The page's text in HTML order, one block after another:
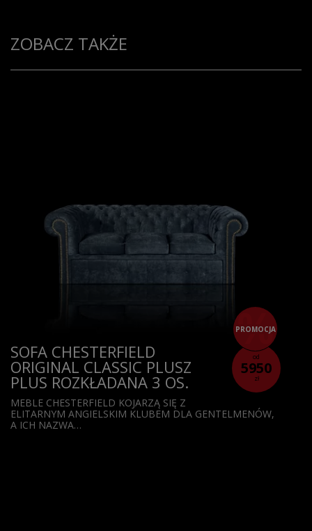
ZOBACZ TAKŻE
PROMOCJA
od
5950
zł
SOFA CHESTERFIELD
ORIGINAL CLASSIC PLUSZ
PLUS ROZKŁADANA 3 OS.
MEBLE CHESTERFIELD KOJARZĄ SIĘ Z
ELITARNYM ANGIELSKIM KLUBEM DLA GENTELMENÓW,
A ICH NAZWA…